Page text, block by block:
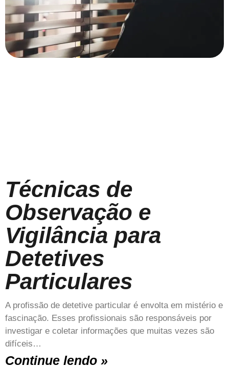
Técnicas de
Observação e
Vigilância para
Detetives
Particulares
A profissão de detetive particular é envolta em mistério e
fascinação. Esses profissionais são responsáveis por
investigar e coletar informações que muitas vezes são
difíceis…
Continue lendo »